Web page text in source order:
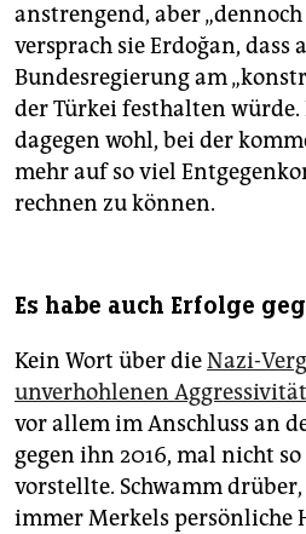
anstrengend, aber
versprach sie Erdoğan, dass
Bundesregierung am
der Türkei festhalten
dagegen wohl, bei der
mehr auf so viel
rechnen zu können.
Es habe auch Erfolge
Kein Wort über dieNazi-
unverhohlenen
vor allem im Anschluss an
gegen ihn 2016, mal nicht
vorstellte. Schwamm
immer Merkels persönliche